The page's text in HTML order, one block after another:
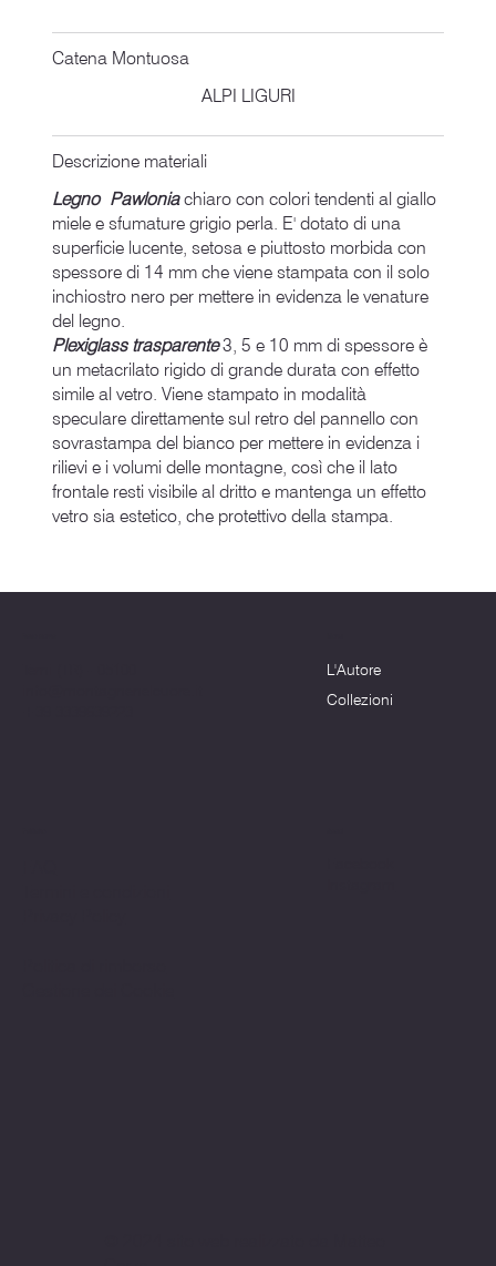
Catena Montuosa
ALPI LIGURI
Descrizione materiali
Legno Pawloniachiaro con colori tendenti al giallo
miele e sfumature grigio perla. E' dotato di una
superficie lucente, setosa e piuttosto morbida con
spessore di 14 mm che viene stampata con il solo
inchiostro nero per mettere in evidenza le venature
del legno.
Plexiglass trasparente3, 5 e 10 mm di spessore è
un metacrilato rigido di grande durata con effetto
simile al vetro. Viene stampato in modalità
speculare direttamente sul retro del pannello con
sovrastampa del bianco per mettere in evidenza i
rilievi e i volumi delle montagne, così che il lato
frontale resti visibile al dritto e mantenga un effetto
vetro sia estetico, che protettivo della stampa.
L'Autore
Collezioni